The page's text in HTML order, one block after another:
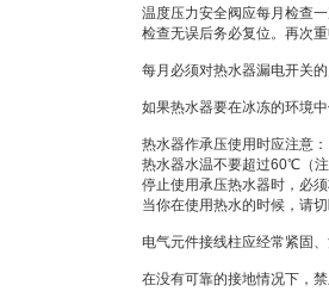
温度压力安全阀应每月检查
检查无误后务必复位。再次
每月必须对热水器漏电开关
如果热水器要在冰冻的环境
热水器作承压使用时应注意：
热水器水温不要超过60℃（
停止使用承压热水器时，必
当你在使用热水的时候，请
电气元件接线柱应经常紧固
在没有可靠的接地情况下，